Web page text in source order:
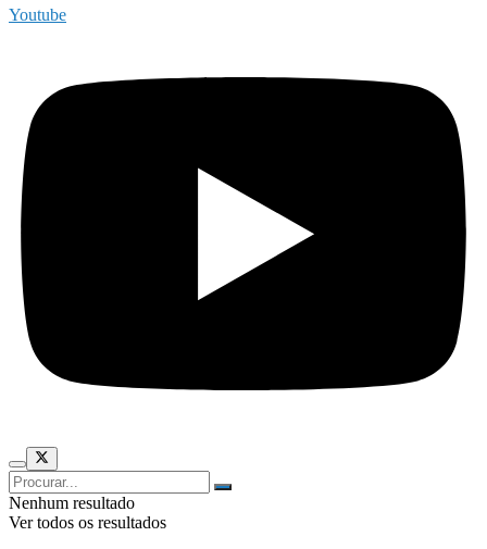
Youtube
Nenhum resultado
Ver todos os resultados